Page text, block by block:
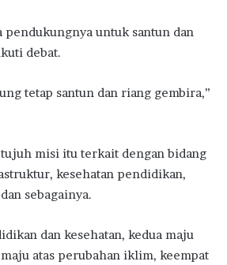
pendukungnya untuk santun dan
debat.
tetap santun dan riang gembira,”
misi itu terkait dengan bidang
kesehatan pendidikan,
sebagainya.
dan kesehatan, kedua maju
atas perubahan iklim, keempat